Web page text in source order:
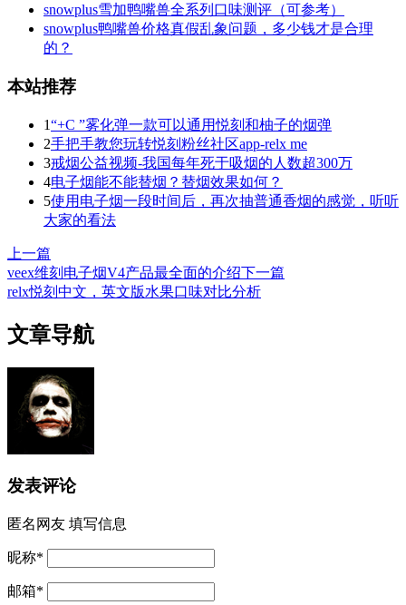
snowplus雪加鸭嘴兽全系列口味测评（可参考）
snowplus鸭嘴兽价格真假乱象问题，多少钱才是合理
的？
本站推荐
1“+C ”雾化弹一款可以通用悦刻和柚子的烟弹
2手把手教您玩转悦刻粉丝社区app-relx me
3戒烟公益视频-我国每年死于吸烟的人数超300万
4电子烟能不能替烟？替烟效果如何？
5使用电子烟一段时间后，再次抽普通香烟的感觉，听听
大家的看法
上一篇
veex维刻电子烟V4产品最全面的介绍下一篇
relx悦刻中文，英文版水果口味对比分析
文章导航
发表评论
匿名网友 填写信息
昵称*
邮箱*